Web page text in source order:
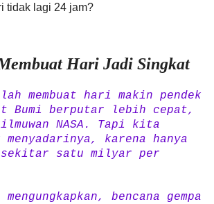
tidak lagi 24 jam?
Hari Jadi Singkat
membuat hari makin pendek
Bumi berputar lebih cepat,
NASA. Tapi kita
karena hanya
satu milyar per
bencana gempa